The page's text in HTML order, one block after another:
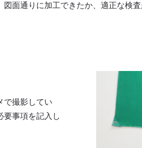
面通りに加工できたか、適正な検
で撮影してい
要事項を記入し